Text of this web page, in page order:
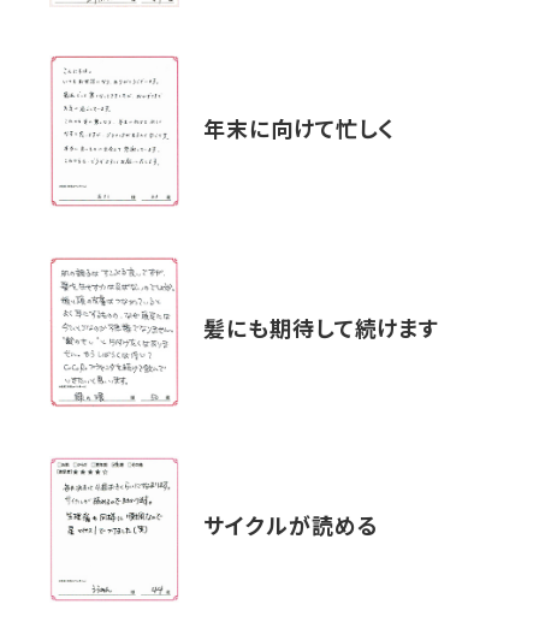
年末に向けて忙しく
髪にも期待して続けます
サイクルが読める